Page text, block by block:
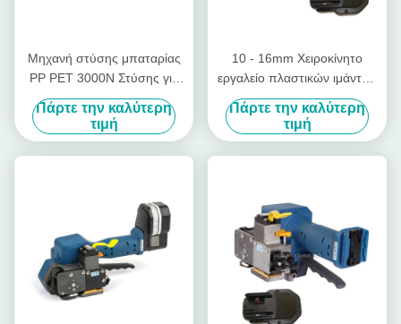
Μηχανή στύσης μπαταρίας
PP PET 3000N Στύσης για
πλαστικές στύσεις
Πάρτε την καλύτερη
τιμή
10 - 16mm Χειροκίνητο
εργαλείο πλαστικών ιμάντων
με μπαταρία χωρίς σφραγίδα
Ασύρματος χειροκίνητος
ιμάντης παλέτας
Πάρτε την καλύτερη
τιμή